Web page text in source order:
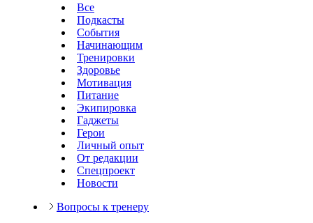
Все
Подкасты
События
Начинающим
Тренировки
Здоровье
Мотивация
Питание
Экипировка
Гаджеты
Герои
Личный опыт
От редакции
Спецпроект
Новости
Вопросы к тренеру